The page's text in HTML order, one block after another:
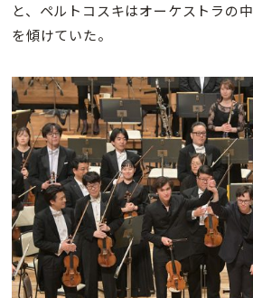
と、ペルトコスキはオーケストラの
を傾けていた。